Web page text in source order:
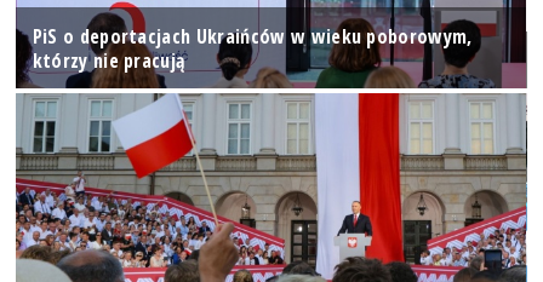
PiS o deportacjach Ukraińców w wieku poborowym,
którzy nie pracują